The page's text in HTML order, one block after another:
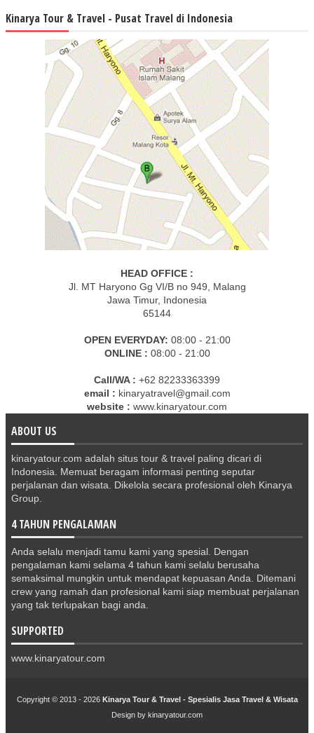
Kinarya Tour & Travel - Pusat Travel di Indonesia
HEAD OFFICE :
Jl. MT Haryono Gg VI/B no 949, Malang
Jawa Timur, Indonesia
65144
OPEN EVERYDAY: 08:00 - 21:00
ONLINE : 08:00 - 21:00
Call/WA : +62 82233363399
email : kinaryatravel@gmail.com
website : www.kinaryatour.com
ABOUT US
kinaryatour.com adalah situs tour & travel paling dicari di
Indonesia. Memuat beragam informasi penting seputar
perjalanan dan wisata. Dikelola secara profesional oleh Kinarya
Group.
4 TAHUN PENGALAMAN
Anda selalu menjadi tamu kami yang spesial. Dengan
pengalaman kami selama 4 tahun kami selalu berusaha
semaksimal mungkin untuk mendapat kepuasan Anda. Ditemani
crew yang ramah dan profesional kami siap membuat perjalanan
yang tak terlupakan bagi anda.
SUPPORTED
www.kinaryatour.com
Copyright © 2013 - 2026 Kinarya Tour & Travel - Spesialis Jasa Travel & Wisata
Design by kinaryatour.com